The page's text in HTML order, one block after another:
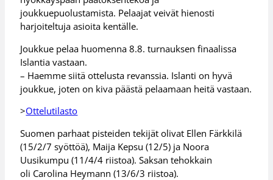
joukkuepuolustamista. Pelaajat veivät hienosti
harjoiteltuja asioita kentälle.
Joukkue pelaa huomenna 8.8. turnauksen finaalissa
Islantia vastaan.
– ⁠Haemme siitä ottelusta revanssia. Islanti on hyvä
joukkue, joten on kiva päästä pelaamaan heitä vastaan.
>Ottelutilasto
Suomen parhaat pisteiden tekijät olivat Ellen Färkkilä
(15/2/7 syöttöä), Maija Kepsu (12/5) ja Noora
Uusikumpu (11/4/4 riistoa). Saksan tehokkain
oli Carolina Heymann (13/6/3 riistoa).